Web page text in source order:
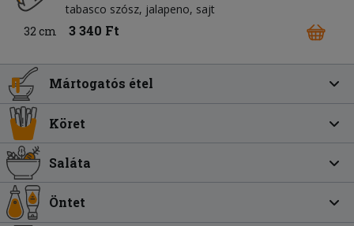
tabasco szósz jalapeno sajt
32 cm
3 340 Ft
Mártogatós étel
Köret
Saláta
Öntet